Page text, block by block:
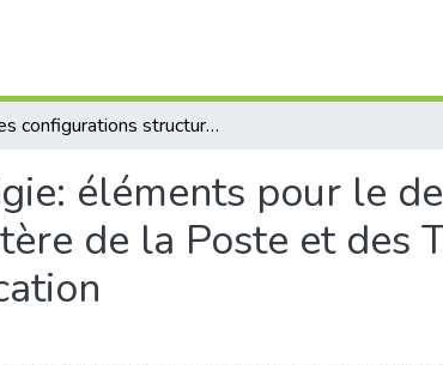
Les configurations structure-stratégie: éléments pour le design organisationnel étude de cas Ministère de la Poste et des Technologies de l'Information et de la Communication
éléments pour le
de la Poste et des